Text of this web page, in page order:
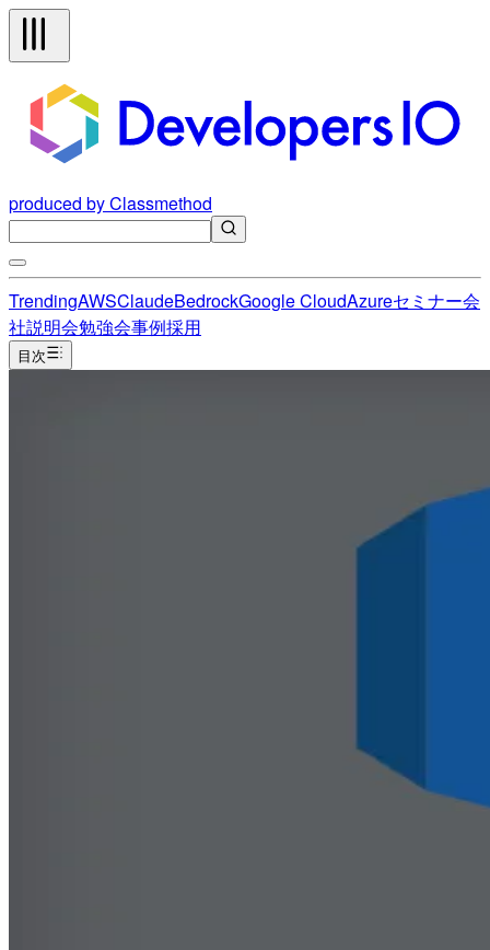
produced by Classmethod
TrendingAWSClaudeBedrockGoogle CloudAzureセミナー会
社説明会勉強会事例採用
目次